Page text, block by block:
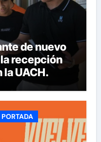
de nuevo
recepción
UACH.
PORTADA